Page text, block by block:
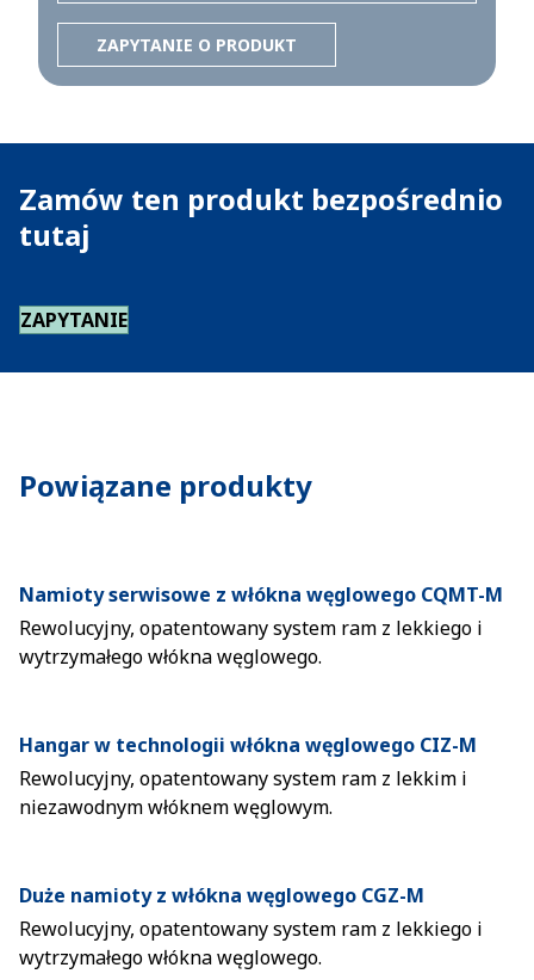
ZAPYTANIE O PRODUKT
Zamów ten produkt bezpośrednio
tutaj
ZAPYTANIE
Powiązane produkty
Namioty serwisowe z włókna węglowego CQMT-M
Rewolucyjny, opatentowany system ram z lekkiego i
wytrzymałego włókna węglowego.
Hangar w technologii włókna węglowego CIZ-M
Rewolucyjny, opatentowany system ram z lekkim i
niezawodnym włóknem węglowym.
Duże namioty z włókna węglowego CGZ-M
Rewolucyjny, opatentowany system ram z lekkiego i
wytrzymałego włókna węglowego.